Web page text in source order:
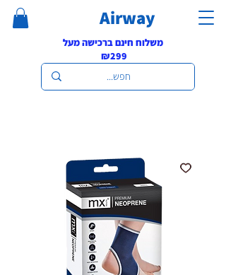
Airway
משלוח חינם ברכישה מעל
₪299